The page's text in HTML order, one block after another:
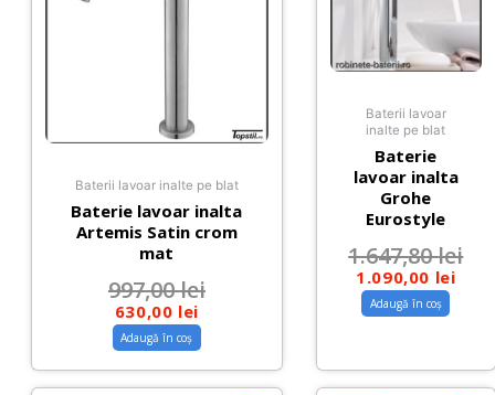
Baterii lavoar inalte pe blat
Baterie lavoar inalta
Artemis Satin crom
mat
997,00lei
630,00 lei
Adaugă în coș
Baterii lavoar
inalte pe blat
Baterie
lavoar inalta
Grohe
Eurostyle
1.647,80lei
1.090,00 lei
Adaugă în coș